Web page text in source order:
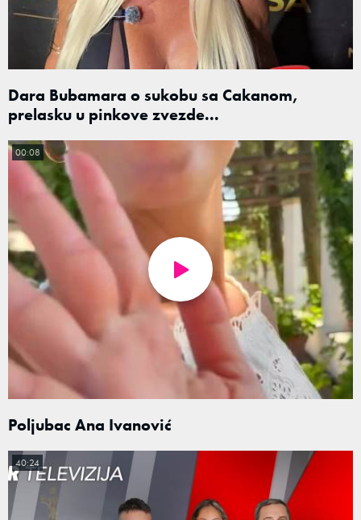
Dara Bubamara o sukobu sa Cakanom,
prelasku u pinkove zvezde...
Poljubac Ana Ivanović
00:08
40:24